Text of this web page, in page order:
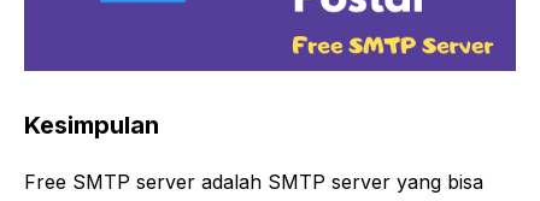
Kesimpulan
Free SMTP server adalah SMTP server yang bisa